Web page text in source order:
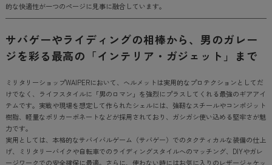
的な快適性が一つのページに見事に融合しています。
サバゲーやライディングの相棒から、男のガレー
ジを彩る最高の「インテリア・ガジェット」まで
ミリタリーショップWAIPERにおいて、ヘルメットは実用的なプロテクションとしてだ
けでなく、ライフスタイルに「男のロマン」を強烈にプラスしてくれる最強のギアアイ
テムです。実戦や現場を想定して作られたシェルには、強靭なスチールやコンポジット
樹脂、軽量なポリカーボネートなどが採用されており、ガシガシ使い込める堅牢さが魅
力です。
実用としては、本格的なサバイバルゲーム（サバゲー）でのタクティカルな装備の仕上
げ、ミリタリーバイクや自転車でのライディングスタイルへのマッチング、DIYやガレ
ージワークでの安全確保に最適。さらに、使わない時にはお気に入りのレザージャケッ